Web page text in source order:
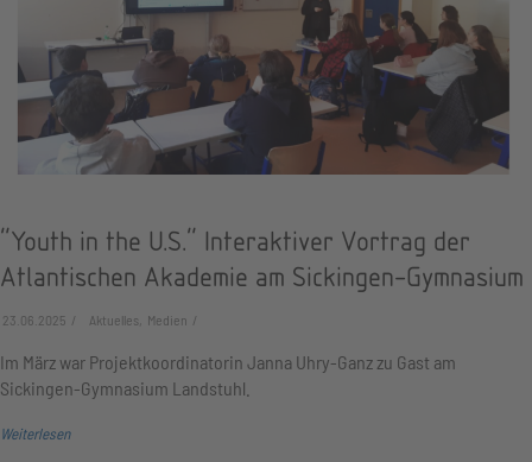
"Youth in the U.S." Interaktiver Vortrag der
Atlantischen Akademie am Sickingen-Gymnasium
23.06.2025 Aktuelles, Medien
Im März war Projektkoordinatorin Janna Uhry-Ganz zu Gast am
Sickingen-Gymnasium Landstuhl.
Weiterlesen